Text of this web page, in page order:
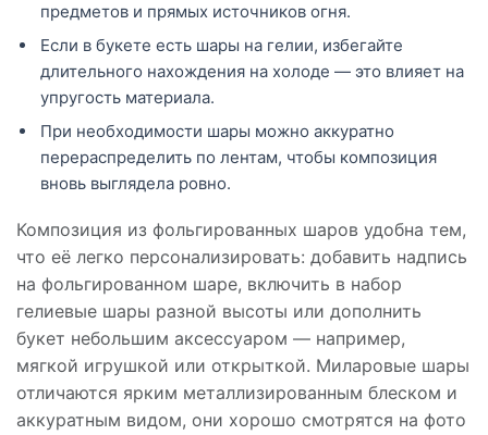
предметов и прямых источников огня.
Если в букете есть шары на гелии, избегайте
длительного нахождения на холоде — это влияет на
упругость материала.
При необходимости шары можно аккуратно
перераспределить по лентам, чтобы композиция
вновь выглядела ровно.
Композиция из фольгированных шаров удобна тем,
что её легко персонализировать: добавить надпись
на фольгированном шаре, включить в набор
гелиевые шары разной высоты или дополнить
букет небольшим аксессуаром — например,
мягкой игрушкой или открыткой. Миларовые шары
отличаются ярким металлизированным блеском и
аккуратным видом, они хорошо смотрятся на фото